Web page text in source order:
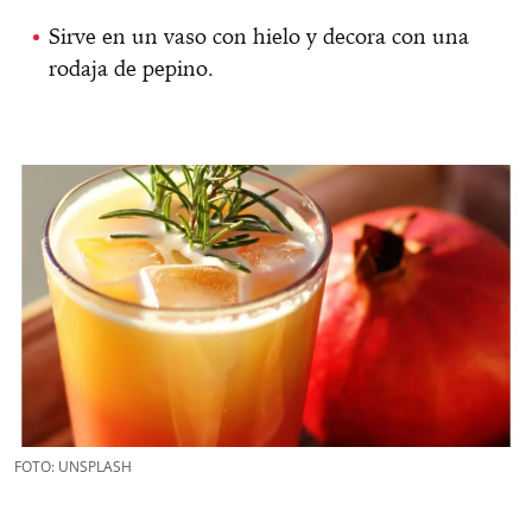
Sirve en un vaso con hielo y decora con una
rodaja de pepino.
FOTO: UNSPLASH